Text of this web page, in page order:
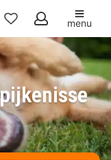
Mijn
favorieten
menu